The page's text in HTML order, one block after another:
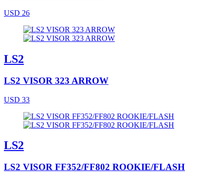
USD 26
LS2
LS2 VISOR 323 ARROW
USD 33
LS2
LS2 VISOR FF352/FF802 ROOKIE/FLASH